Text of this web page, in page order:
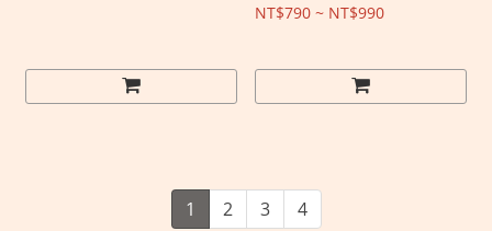
NT$790 ~ NT$990
1 2 3 4